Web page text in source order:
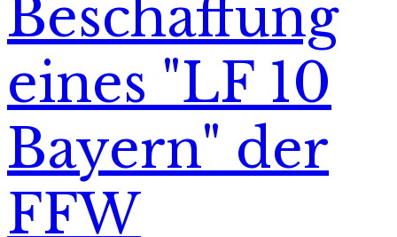
Beschaffung
eines "LF 10
Bayern" der
FFW